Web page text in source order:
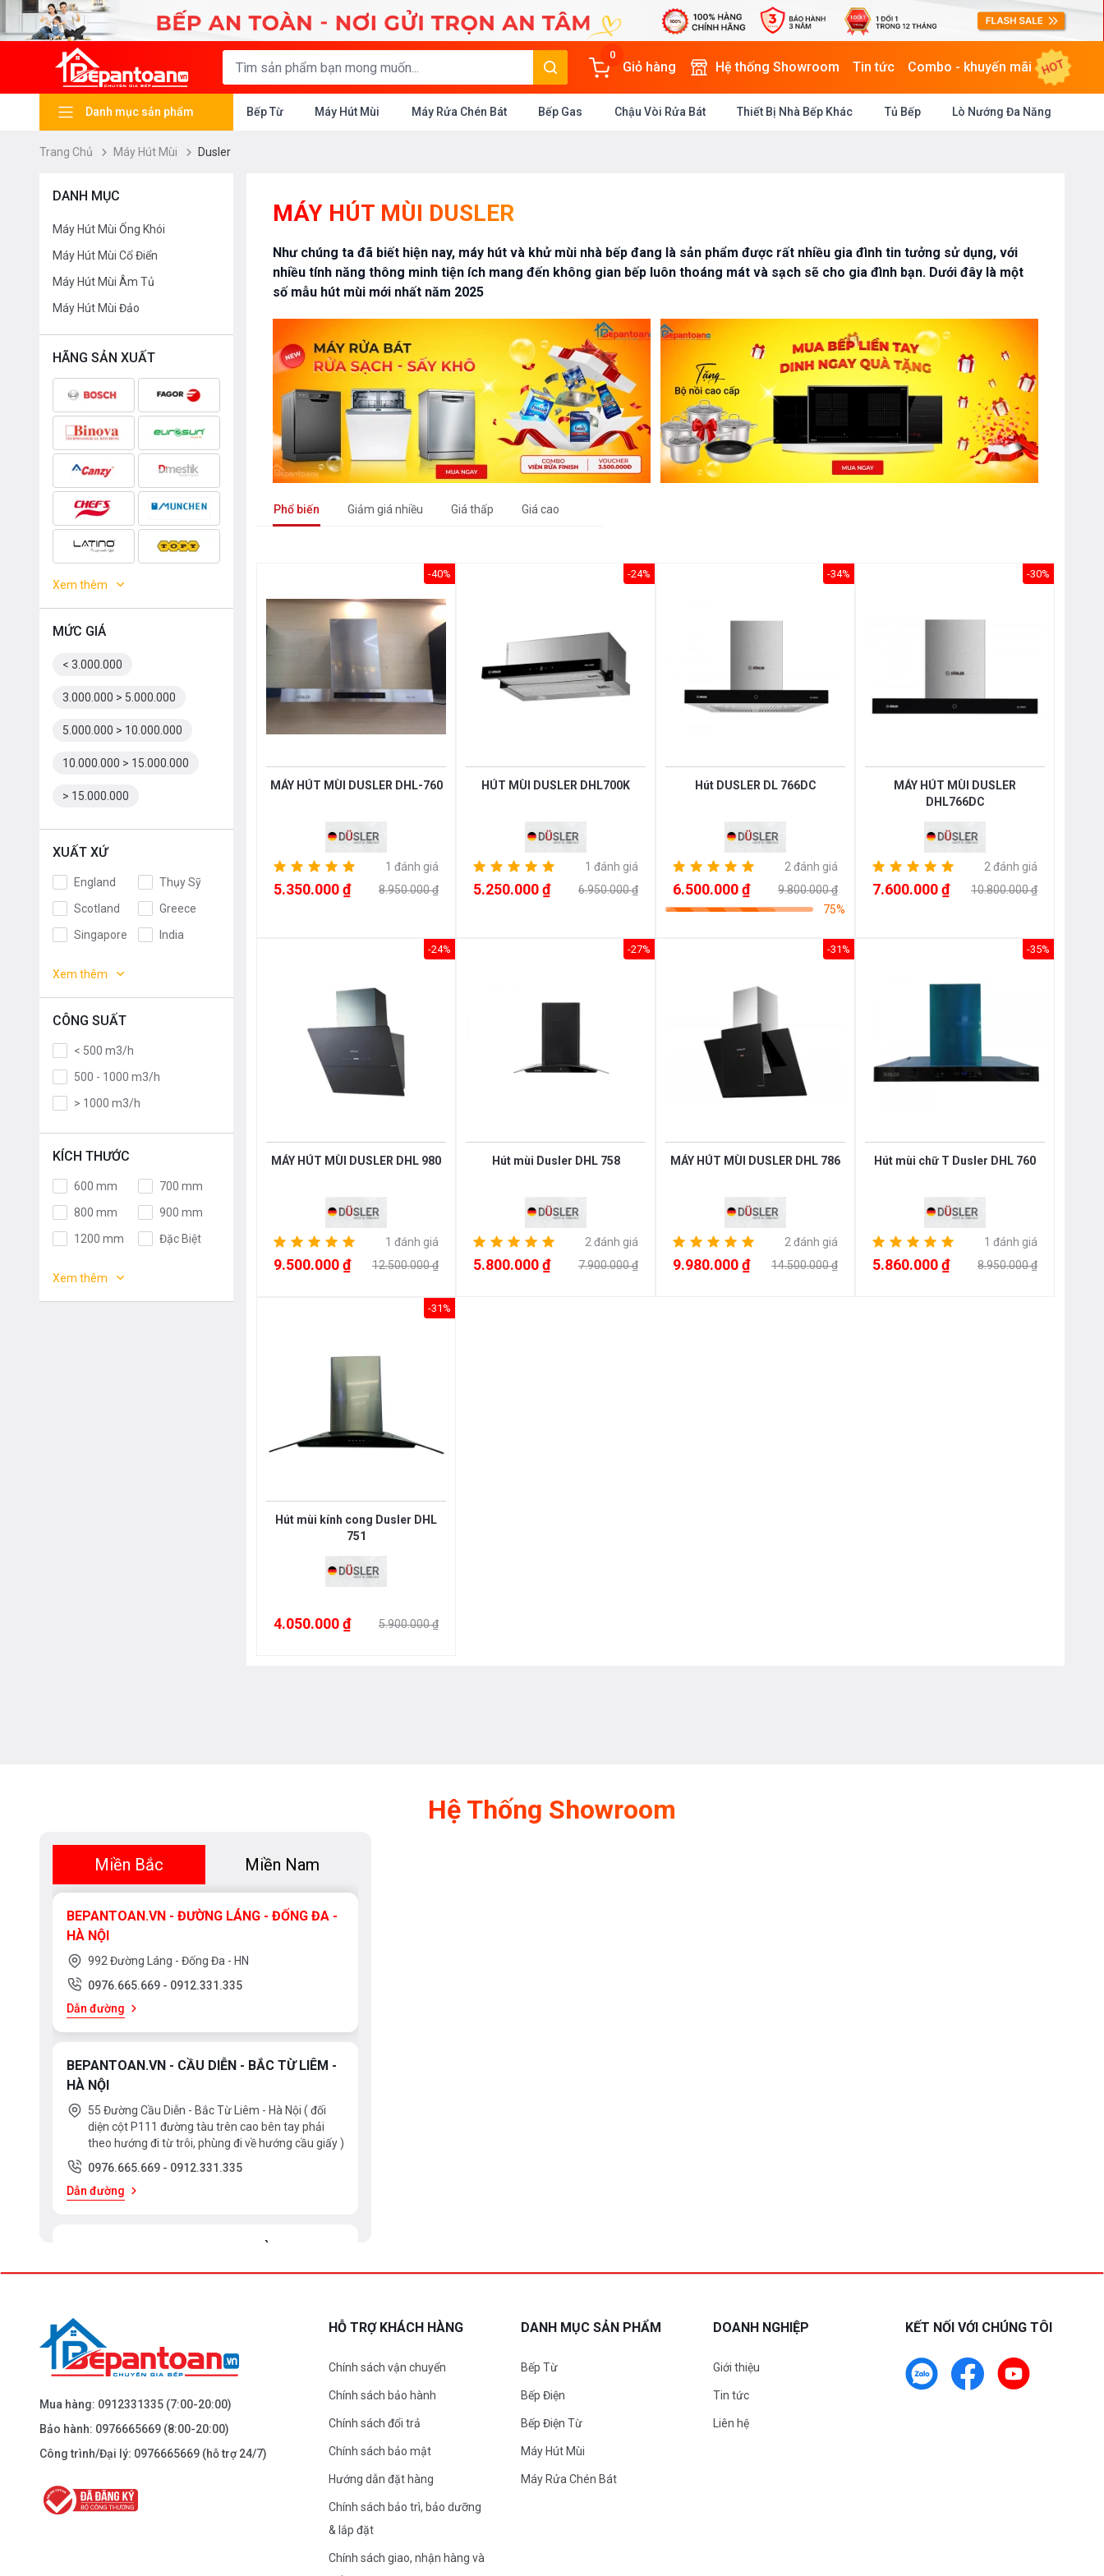
0
Giỏ hàng Hệ thống Showroom Tin tức Combo - khuyến mãi HOT
Danh mục sản phẩm Bếp Từ Máy Hút Mùi Máy Rửa Chén Bát Bếp Gas Chậu Vòi Rửa Bát Thiết Bị Nhà Bếp Khác Tủ Bếp Lò Nướng Đa Năng
Trang Chủ Máy Hút Mùi Dusler
DANH MỤC
Máy Hút Mùi Ống Khói
Máy Hút Mùi Cổ Điển
Máy Hút Mùi Âm Tủ
Máy Hút Mùi Đảo
HÃNG SẢN XUẤT
Xem thêm
MỨC GIÁ
< 3.000.000
3.000.000 > 5.000.000
5.000.000 > 10.000.000
10.000.000 > 15.000.000
> 15.000.000
XUẤT XỨ
England
Thụy Sỹ
Scotland
Greece
Singapore
India
Russia
Mỹ
Xem thêm
CÔNG SUẤT
< 500 m3/h
500 - 1000 m3/h
> 1000 m3/h
KÍCH THƯỚC
600 mm
700 mm
800 mm
900 mm
1200 mm
Đặc Biệt
Xem thêm
MÁY HÚT MÙI DUSLER
Như chúng ta đã biết hiện nay, máy hút và khử mùi nhà bếp đang là sản phẩm được rất nhiều gia đình tin tưởng sử dụng, với
nhiều tính năng thông minh tiện ích mang đến không gian bếp luôn thoáng mát và sạch sẽ cho gia đình bạn. Dưới đây là một
số mẫu hút mùi mới nhất năm 2025
Phổ biến Giảm giá nhiều Giá thấp Giá cao
-40%
MÁY HÚT MÙI DUSLER DHL-760
1 đánh giá
5.350.000 ₫ 8.950.000 ₫
-24%
HÚT MÙI DUSLER DHL700K
1 đánh giá
5.250.000 ₫ 6.950.000 ₫
-34%
Hút DUSLER DL 766DC
2 đánh giá
6.500.000 ₫
9.800.000 ₫
75%
-30%
MÁY HÚT MÙI DUSLER
DHL766DC
2 đánh giá
7.600.000 ₫ 10.800.000 ₫
-24%
MÁY HÚT MÙI DUSLER DHL 980
1 đánh giá
9.500.000 ₫ 12.500.000 ₫
-27%
Hút mùi Dusler DHL 758
2 đánh giá
5.800.000 ₫ 7.900.000 ₫
-31%
MÁY HÚT MÙI DUSLER DHL 786
2 đánh giá
9.980.000 ₫ 14.500.000 ₫
-35%
Hút mùi chữ T Dusler DHL 760
1 đánh giá
5.860.000 ₫ 8.950.000 ₫
-31%
Hút mùi kính cong Dusler DHL
751
4.050.000 ₫ 5.900.000 ₫
Hệ Thống Showroom
Miền Bắc Miền Nam
BEPANTOAN.VN - ĐƯỜNG LÁNG - ĐỐNG ĐA -
HÀ NỘI
992 Đường Láng - Đống Đa - HN
0976.665.669 - 0912.331.335
Dẫn đường
BEPANTOAN.VN - CẦU DIỄN - BẮC TỪ LIÊM -
HÀ NỘI
55 Đường Cầu Diễn - Bắc Từ Liêm - Hà Nội ( đối
diện cột P111 đường tàu trên cao bên tay phải
theo hướng đi từ trôi, phùng đi về hướng cầu giấy )
0976.665.669 - 0912.331.335
Dẫn đường
BEPANTOAN.VN - ĐẠI LA - HAI BÀ TRƯNG -
Dẫn đường
BEPANTOAN.VN - NGUYỄN TRÃI - THANH
Dẫn đường
Mua hàng: 0912331335 (7:00-20:00)
Bảo hành: 0976665669 (8:00-20:00)
Công trình/Đại lý: 0976665669 (hỗ trợ 24/7)
HỖ TRỢ KHÁCH HÀNG
Chính sách vận chuyển
Chính sách bảo hành
Chính sách đổi trả
Chính sách bảo mật
Hướng dẫn đặt hàng
Chính sách bảo trì, bảo dưỡng
& lắp đặt
Chính sách giao, nhận hàng và
DANH MỤC SẢN PHẨM
Bếp Từ
Bếp Điện
Bếp Điện Từ
Máy Hút Mùi
Máy Rửa Chén Bát
DOANH NGHIỆP
Giới thiệu
Tin tức
Liên hệ
KẾT NỐI VỚI CHÚNG TÔI